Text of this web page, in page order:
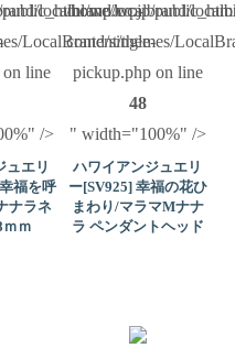
public_html/wp/wp-
localbrand.co.jp/
LocalBrand/single-
line
/>
ュエリ
福を呼
ナラネ
ｍｍ
/home/localbrand/
content/themes/
pickup.php on line
48
" width="100%" />
ハワイアンジュエリ
ー[SV925] 幸福の花ひ
まわり/マラマMナナ
ラ ペンダントヘッド